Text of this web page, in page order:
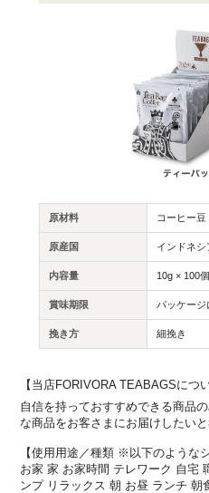
原材料 コーヒー豆
原産国 インドネシ
内容量 10g × 100個
賞味期限 パッケージ
挽き方 細挽き
【当店FORIVORA TEABAGSにつ
自信を持っておすすめできる商品
な商品をお客さまにお届けしたいと
【使用用途／種類 ※以下のような
お家 家 お家時間 テレワーク 自宅
ンプ リラックス 朝 お昼 ランチ 朝